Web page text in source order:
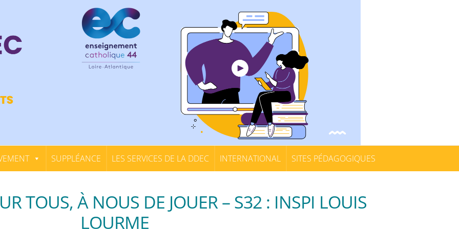
SUPPLÉANCE LES SERVICES DE LA DDEC INTERNATIONAL SITES PÉDAGOGIQUES
TOUS, À NOUS DE JOUER – S32 : INSPI LOUIS
LOURME